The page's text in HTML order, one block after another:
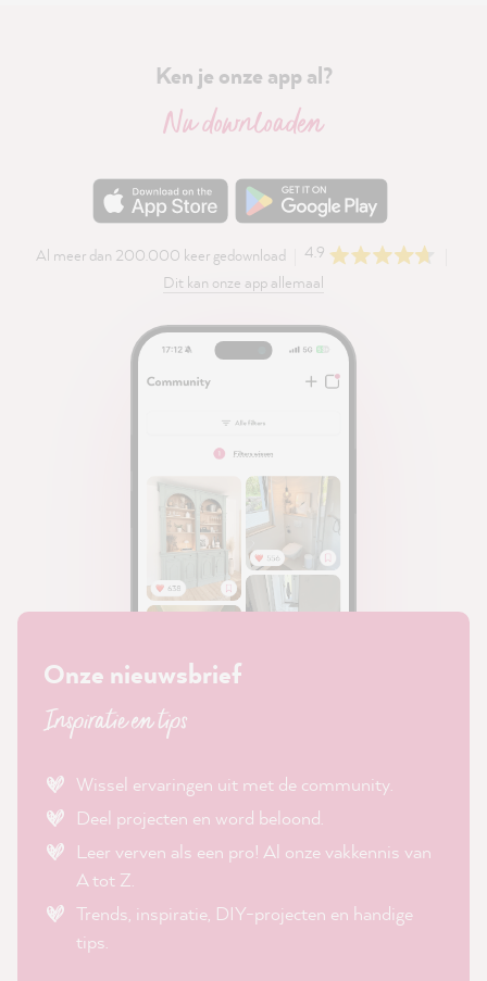
Ken je onze app al?
Nu downloaden
Al meer dan 200.000 keer gedownload
4.9
Dit kan onze app allemaal
Onze nieuwsbrief
Inspiratie en tips
Wissel ervaringen uit met de community.
Deel projecten en word beloond.
Leer verven als een pro! Al onze vakkennis van
A tot Z.
Trends, inspiratie, DIY-projecten en handige
tips.